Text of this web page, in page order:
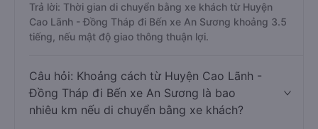
Trả lời: Thời gian di chuyển bằng xe khách từ Huyện
Cao Lãnh - Đồng Tháp đi Bến xe An Sương khoảng 3.5
tiếng, nếu mật độ giao thông thuận lợi.
Câu hỏi: Khoảng cách từ Huyện Cao Lãnh -
Đồng Tháp đi Bến xe An Sương là bao
nhiêu km nếu di chuyển bằng xe khách?